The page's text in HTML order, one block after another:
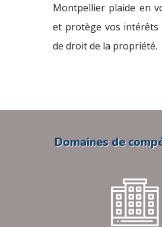
Montpellier plaide en
et protège vos intérêts
de droit de la propriété.
Domaines de